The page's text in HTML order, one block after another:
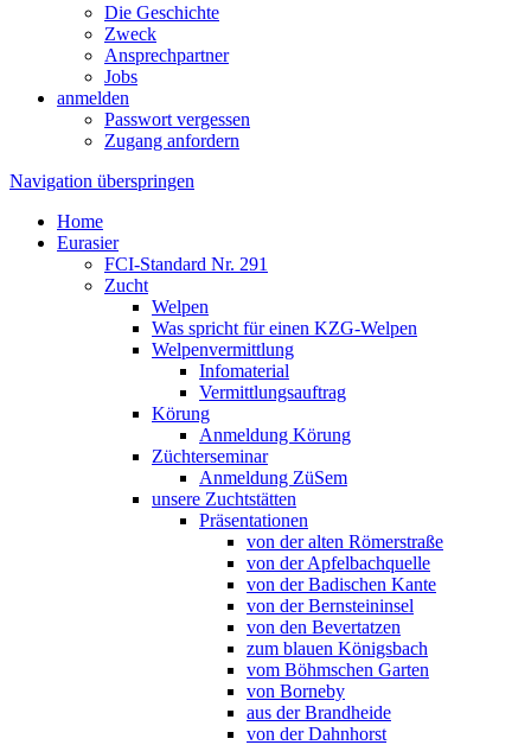
Die Geschichte
Zweck
Ansprechpartner
Jobs
anmelden
Passwort vergessen
Zugang anfordern
Navigation überspringen
Home
Eurasier
FCI-Standard Nr. 291
Zucht
Welpen
Was spricht für einen KZG-Welpen
Welpenvermittlung
Infomaterial
Vermittlungsauftrag
Körung
Anmeldung Körung
Züchterseminar
Anmeldung ZüSem
unsere Zuchtstätten
Präsentationen
von der alten Römerstraße
von der Apfelbachquelle
von der Badischen Kante
von der Bernsteininsel
von den Bevertatzen
zum blauen Königsbach
vom Böhmschen Garten
von Borneby
aus der Brandheide
von der Dahnhorst